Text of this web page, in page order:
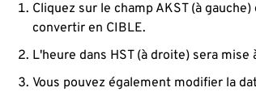
Cliquez sur le champ AKST (à
convertir en CIBLE.
L'heure dans HST (à droite) sera
Vous pouvez également modifier la